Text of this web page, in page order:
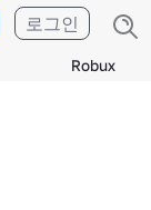
Robux
로그인